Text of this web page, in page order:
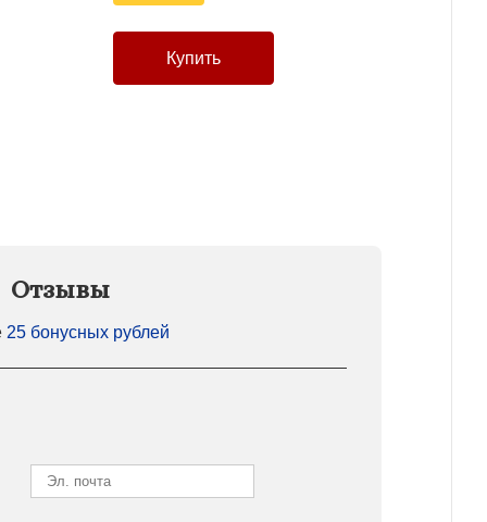
Отзывы
25 бонусных рублей